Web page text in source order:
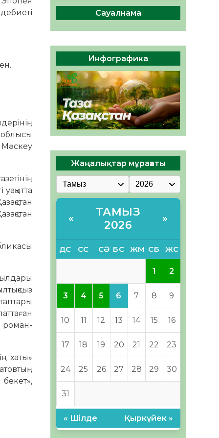
роман-
хаты»
04.08.2026 46 0
Құрылтай: Қызылордада
1344 комиссия мүшесінің
04.08.2026
37 0
ҚҰРЫЛТАЙ САЙЛАУЫ – ЕЛ
БІРЛІГІ МЕН АЗАМАТТЫҚ
ЖАУАПКЕРШІЛІКТІҢ
КӨРІНІСІ
04.08.2026 49 0
Сауалнама
Инфографика
Жаңалықтар мұрағаты
«
ТАМЫЗ
2026
»
ДС СС СӘ БС ЖМ СБ ЖС
1 2
3 4 5 6 7 8 9
10 11 12 13 14 15 16
17 18 19 20 21 22 23
24 25 26 27 28 29 30
31
« Шілде Қыркүйек »